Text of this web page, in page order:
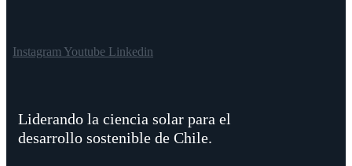
Instagram Youtube Linkedin
Liderando la ciencia solar para el
desarrollo sostenible de Chile.